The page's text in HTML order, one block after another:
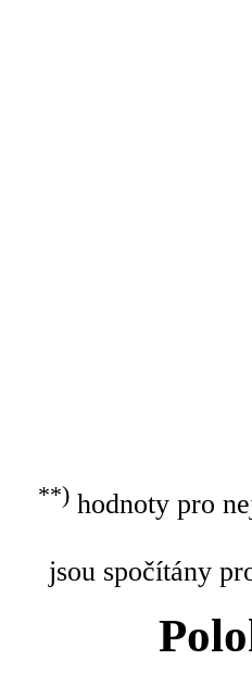
**)hodnoty pro
jsou spočítány